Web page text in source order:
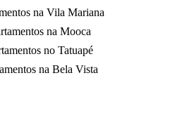
na Vila Mariana
na Mooca
no Tatuapé
na Bela Vista